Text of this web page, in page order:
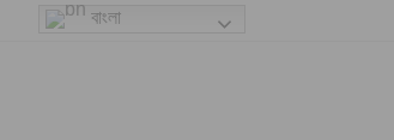
বাংলা